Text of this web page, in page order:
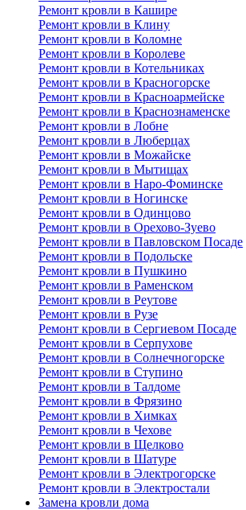
Ремонт кровли в Кашире
Ремонт кровли в Клину
Ремонт кровли в Коломне
Ремонт кровли в Королеве
Ремонт кровли в Котельниках
Ремонт кровли в Красногорске
Ремонт кровли в Красноармейске
Ремонт кровли в Краснознаменске
Ремонт кровли в Лобне
Ремонт кровли в Люберцах
Ремонт кровли в Можайске
Ремонт кровли в Мытищах
Ремонт кровли в Наро-Фоминске
Ремонт кровли в Ногинске
Ремонт кровли в Одинцово
Ремонт кровли в Орехово-Зуево
Ремонт кровли в Павловском Посаде
Ремонт кровли в Подольске
Ремонт кровли в Пушкино
Ремонт кровли в Раменском
Ремонт кровли в Реутове
Ремонт кровли в Рузе
Ремонт кровли в Сергиевом Посаде
Ремонт кровли в Серпухове
Ремонт кровли в Солнечногорске
Ремонт кровли в Ступино
Ремонт кровли в Талдоме
Ремонт кровли в Фрязино
Ремонт кровли в Химках
Ремонт кровли в Чехове
Ремонт кровли в Щелково
Ремонт кровли в Шатуре
Ремонт кровли в Электрогорске
Ремонт кровли в Электростали
Замена кровли дома